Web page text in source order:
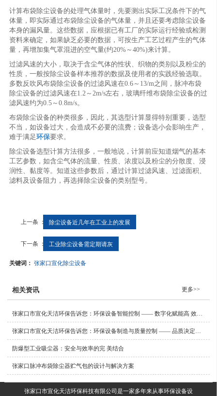
计算布袋除尘设备的处理气体量时，先要测出实际工况条件下的气
体量，即实际通过布袋除尘设备的气体量，并且还要考虑除尘设备
本身的漏风量。这些数据，应根据已有工厂的实际运行经验或检测
资料来确定，如果缺乏必要的数据，可按生产工艺过程产生的气体
量，再增加集气罩混进的空气量(约20%～40%)来计算。
过滤风速的大小，取决于含尘气体的性状、织物的类别以及粉尘的
性质，一般按除尘设备样本推荐的数据及使用者的实践经验选取。
多数反吹风布袋除尘设备的过滤风速在0.6～13/m之间，脉冲布袋
除尘设备的过滤风速在1.2～2m/s左右，玻璃纤维布袋除尘设备的过
滤风速约为0.5～0.8m/s。
布袋除尘设备的种类很多，因此，其选型计算显得特别重要，选型
不当，如设备过大，会造成不必要的流费；设备选小会影响生产，
难于满足环保要求。
除尘设备选型计算方法很多，一般地说，计算前应知道烟气的基本
工艺参数，如含尘气体的流量、性质、浓度以及粉尘的分散度、浸
润性、黏度等。知道这些参数后，通过计算过滤风速、过滤面积、
滤料及设备阻力，再选择除尘设备的类别型号。
上一条 ： 除尘设备近几年在工业上的发展
下一条 ： 工业除尘设备需定期请灰
关键词：张家口宣化除尘设备
相关资讯 更多>>
张家口市宣化天洁环保告诉您：环保设备智能控制 —— 数字化赋能高 效运维
张家口市宣化天洁环保告诉您：环保设备制造与质量控制 —— 品质决定长效
防爆型工业吸尘器：安全与效率的完 美结合
张家口脉冲布袋除尘器贮气包的设计与解决方案
张家口市宣化天洁环保科技有限公司是一家多年来从事环保设备设